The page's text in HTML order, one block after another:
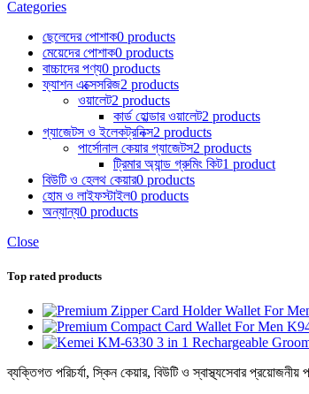
Categories
ছেলেদের পোশাক0 products
মেয়েদের পোশাক0 products
বাচ্চাদের পণ্য0 products
ফ্যাশন এক্সেসরিজ2 products
ওয়ালেট2 products
কার্ড হোল্ডার ওয়ালেট2 products
গ্যাজেটস ও ইলেকট্রনিক্স2 products
পার্সোনাল কেয়ার গ্যাজেটস2 products
ট্রিমার অ্যান্ড গ্রুমিং কিট1 product
বিউটি ও হেলথ কেয়ার0 products
হোম ও লাইফস্টাইল0 products
অন্যান্য0 products
Close
Top rated products
ব্যক্তিগত পরিচর্যা, স্কিন কেয়ার, বিউটি ও স্বাস্থ্যসেবার